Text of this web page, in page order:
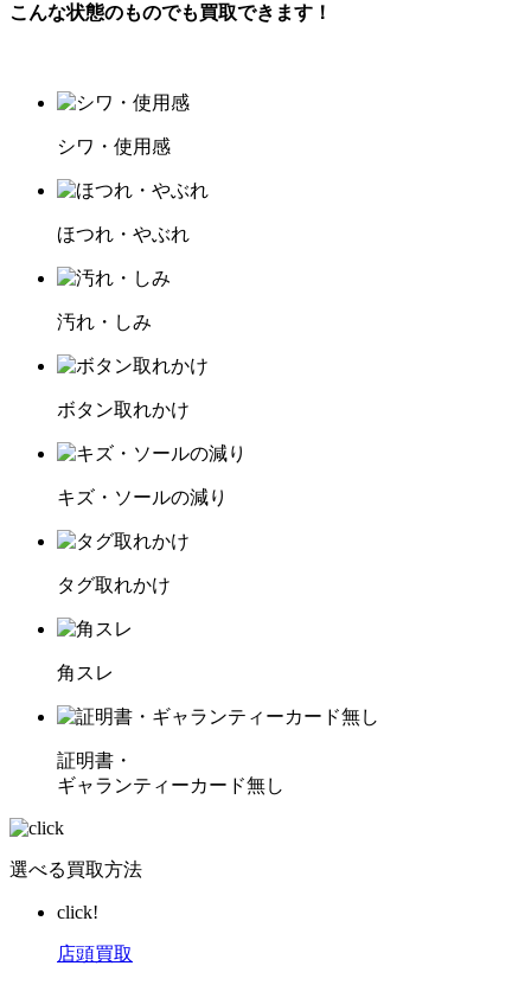
こんな状態のものでも買取できます！
シワ・使用感
ほつれ・やぶれ
汚れ・しみ
ボタン取れかけ
キズ・ソールの減り
タグ取れかけ
角スレ
証明書・
ギャランティーカード無し
選べる買取方法
click!
店頭買取